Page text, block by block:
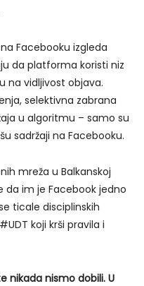
Facebooku izgleda
da platforma koristi niz
na vidljivost objava.
selektivna zabrana
u algoritmu – samo su
sadržaji na Facebooku.
mreža u Balkanskoj
da im je Facebook jedno
ticale disciplinskih
koji krši pravila i
nikada nismo dobili. U